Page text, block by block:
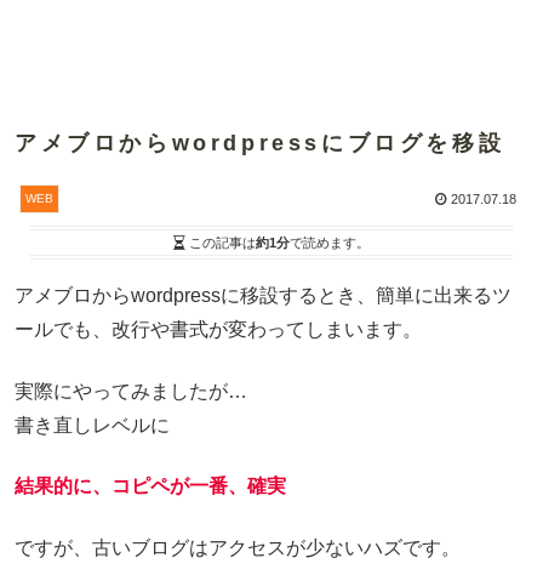
アメブロからwordpressにブログを移設
WEB 2017.07.18
この記事は約1分で読めます。
アメブロからwordpressに移設するとき、簡単に出来るツ
ールでも、改行や書式が変わってしまいます。
実際にやってみましたが…
書き直しレベルに
結果的に、コピペが一番、確実
ですが、古いブログはアクセスが少ないハズです。